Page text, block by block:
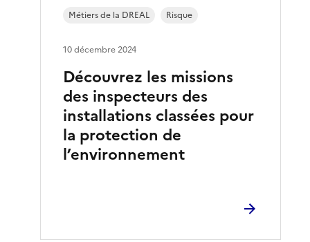
Découvrez les missions
des inspecteurs des
installations classées pour
la protection de
l’environnement
Métiers de la DREAL Risque
10 décembre 2024